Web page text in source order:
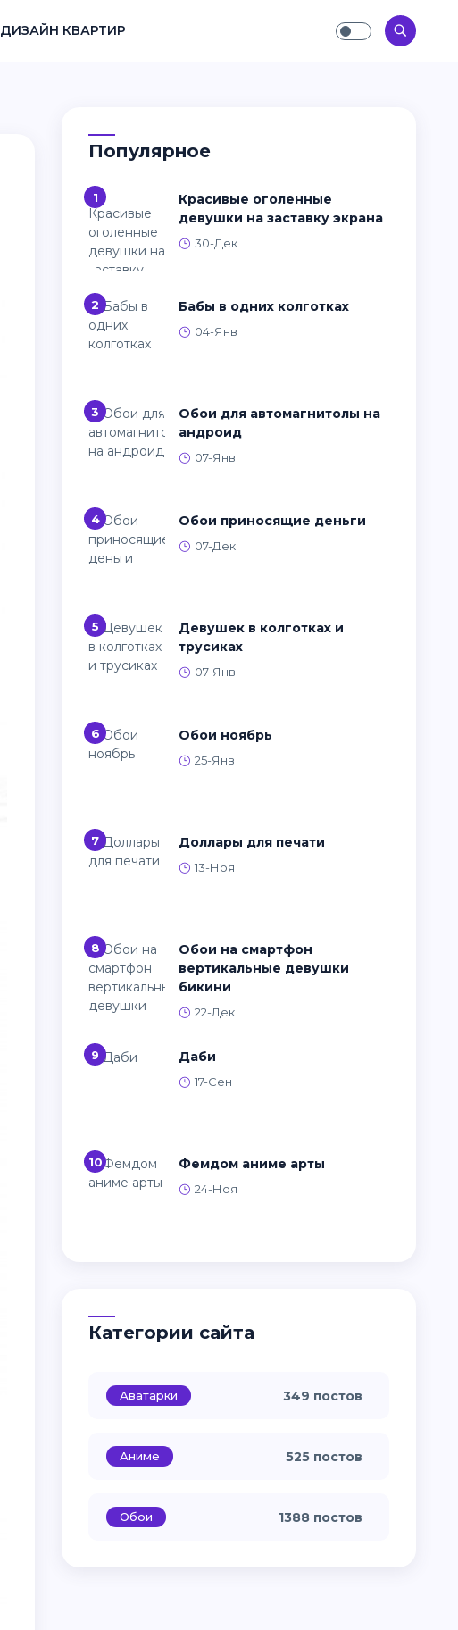
ДИЗАЙН КВАРТИР
Популярное
1
Красивые оголенные
девушки на заставку экрана
30-Дек
2 Бабы в одних колготках
04-Янв
3
Обои для автомагнитолы на
андроид
07-Янв
4 Обои приносящие деньги
07-Дек
5
Девушек в колготках и
трусиках
07-Янв
6 Обои ноябрь
25-Янв
7 Доллары для печати
13-Ноя
8
Обои на смартфон
вертикальные девушки
бикини
22-Дек
9 Даби
17-Сен
10 Фемдом аниме арты
24-Ноя
Категории сайта
Аватарки 349 постов
Аниме 525 постов
Обои 1388 постов